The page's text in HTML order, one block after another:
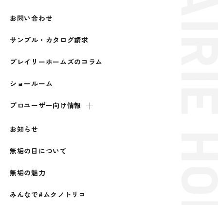
お問い合わせ
サンプル・カタログ請求
プレイリーホームズのコラム
ショールーム
プロユーザー向け情報
お知らせ
無垢の日について
無垢の魅力
みんなで#ムクノトリコ